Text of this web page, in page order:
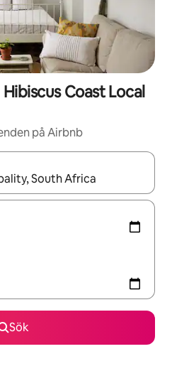
Coast Local
på Airbnb
kan du navigera med upp- och
Sök